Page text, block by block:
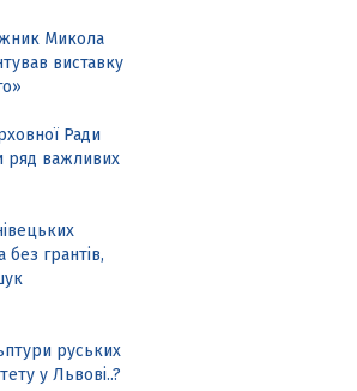
Микола
виставку
Ради
ряд важливих
без грантів,
руських
у Львові..?